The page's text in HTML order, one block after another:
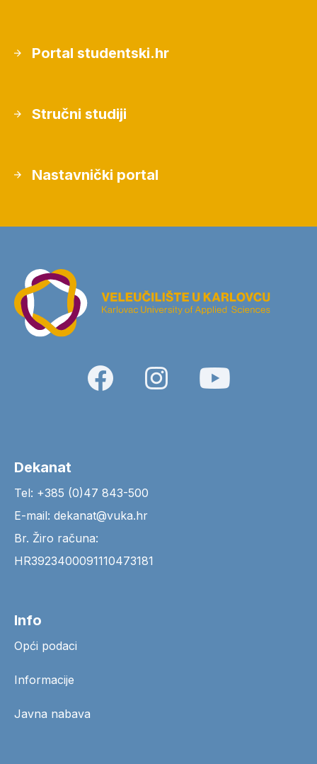
Portal studentski.hr
Stručni studiji
Nastavnički portal
Dekanat
Tel: +385 (0)47 843-500
E-mail: dekanat@vuka.hr
Br. Žiro računa:
HR3923400091110473181
Info
Opći podaci
Informacije
Javna nabava